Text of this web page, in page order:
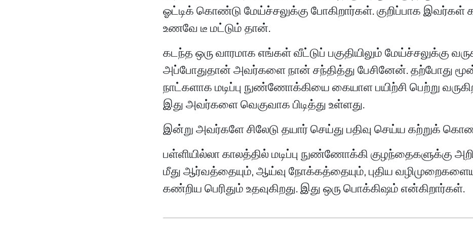
ஓட்டிக் கொண்டு மேய்ச்சலுக்கு போகிறார்கள். குறிப்பாக இவர்கள்
உணவே டீ மட்டும் தான்.
கடந்த ஒரு வாரமாக எங்கள் வீட்டுப் பகுதியிலும் மேய்ச்சலுக்கு
அப்போதுதான் அவர்களை நான் சந்தித்து பேசினேன். தற்போது
நாட்களாக மடிப்பு நுண்ணோக்கியை கையாள பயிற்சி பெற்று
இது அவர்களை வெகுவாக பிடித்து உள்ளது.
இன்று அவர்களே சிலேடு தயார் செய்து பதிவு செய்ய கற்றுக்
பள்ளியில்லா காலத்தில் மடிப்பு நுண்ணோக்கி குழந்தைகளுக்கு
மீது ஆர்வத்தையும், ஆய்வு நோக்கத்தையும், புதிய
கண்றிய பெரிதும் உதவுகிறது. இது ஒரு பொக்கிஷம் என்கிறார்கள்.